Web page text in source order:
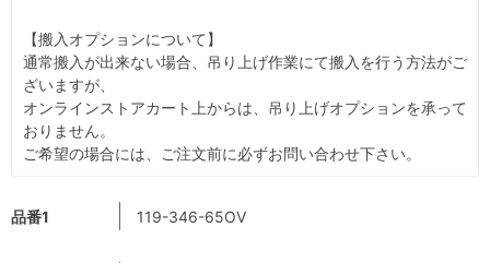
品番1 119-346-65OV
【搬入オプションについて】
通常搬入が出来ない場合、吊り上げ作業にて搬入を行う方法がご
ざいますが、
オンラインストアカート上からは、吊り上げオプションを承って
おりません。
ご希望の場合には、ご注文前に必ずお問い合わせ下さい。